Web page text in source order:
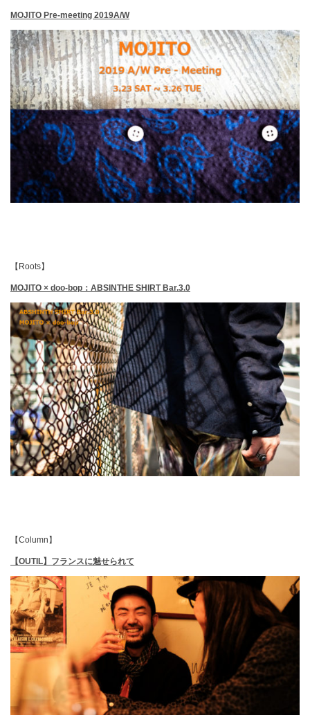
MOJITO Pre-meeting 2019A/W
【Roots】
MOJITO × doo-bop：ABSINTHE SHIRT Bar.3.0
【Column】
【OUTIL】フランスに魅せられて